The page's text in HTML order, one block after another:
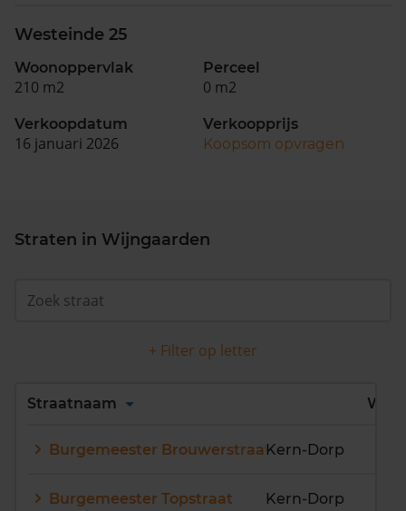
Westeinde 25
Woonoppervlak
210 m2
Perceel
0 m2
Verkoopdatum
16 januari 2026
Verkoopprijs
Koopsom opvragen
Straten in Wijngaarden
+ Filter op letter
Alles
Q
R S T U
Straatnaam Wijk
Burgemeester BrouwerstraatKern-Dorp
Burgemeester Topstraat Kern-Dorp